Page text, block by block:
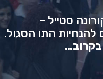
סטייל –
התו הסגול.